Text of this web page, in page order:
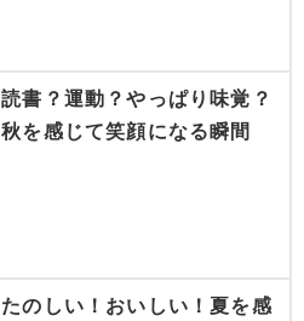
読書？運動？やっぱり味覚？
秋を感じて笑顔になる瞬間
たのしい！おいしい！夏を感